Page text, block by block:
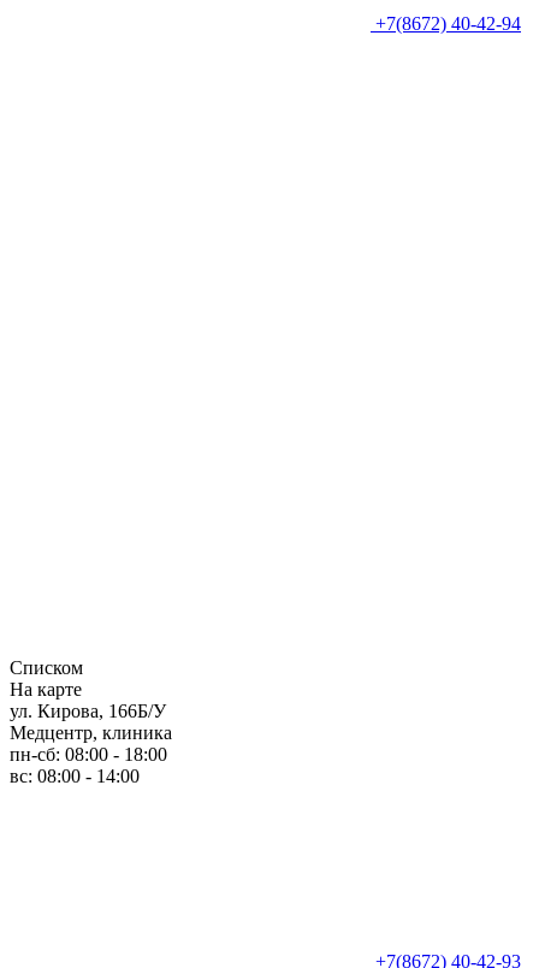
+7(8672) 40-42-94
Списком
На карте
ул. Кирова, 166Б/У
Медцентр, клиника
пн-сб: 08:00 - 18:00
вс: 08:00 - 14:00
+7(8672) 40-42-93